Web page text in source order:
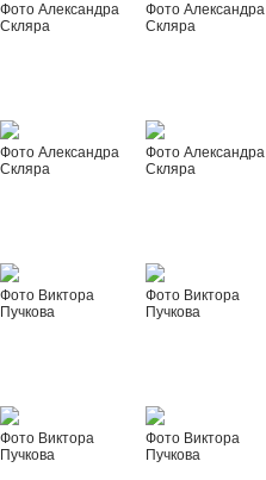
Фото Александра
Скляра
Фото Александра
Скляра
Фото Александра
Скляра
Фото Александра
Скляра
Фото Виктора
Пучкова
Фото Виктора
Пучкова
Фото Виктора
Пучкова
Фото Виктора
Пучкова